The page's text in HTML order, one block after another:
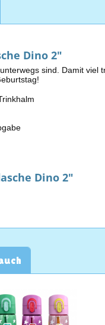
Dino 2"
sind. Damit
Dino 2"